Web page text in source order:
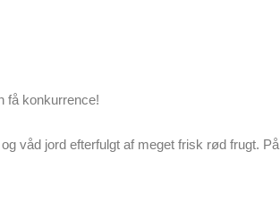
få konkurrence!
våd jord efterfulgt af meget frisk rød frugt. På